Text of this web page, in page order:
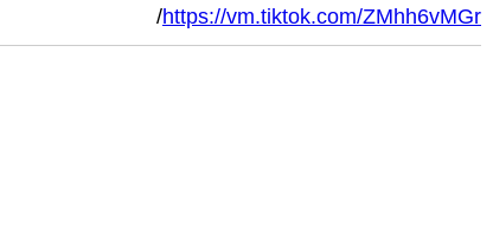
https://vm.tiktok.com/ZMhh6vMGr
/